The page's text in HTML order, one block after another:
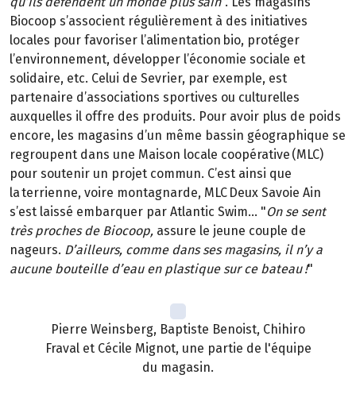
Biocoop s’associent régulièrement à des initiatives
locales pour favoriser l’alimentation bio, protéger
l’environnement, développer l’économie sociale et
solidaire, etc. Celui de Sevrier, par exemple, est
partenaire d’associations sportives ou culturelles
auxquelles il offre des produits. Pour avoir plus de poids
encore, les magasins d’un même bassin géographique se
regroupent dans une Maison locale coopérative (MLC)
pour soutenir un projet commun. C’est ainsi que
la terrienne, voire montagnarde, MLC Deux Savoie Ain
s’est laissé embarquer par Atlantic Swim… "On se sent
très proches de Biocoop, assure le jeune couple de
nageurs. D’ailleurs, comme dans ses magasins, il n’y a
aucune bouteille d’eau en plastique sur ce bateau !"
Pierre Weinsberg, Baptiste Benoist, Chihiro
Fraval et Cécile Mignot, une partie de l'équipe
du magasin.